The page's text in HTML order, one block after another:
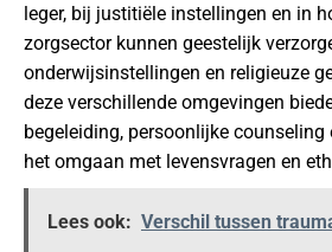
leger, bij justitiële instellingen en in
zorgsector kunnen geestelijk
onderwijsinstellingen en religieuze
deze verschillende omgevingen
begeleiding, persoonlijke
het omgaan met levensvragen en
Lees ook: Verschil tussen